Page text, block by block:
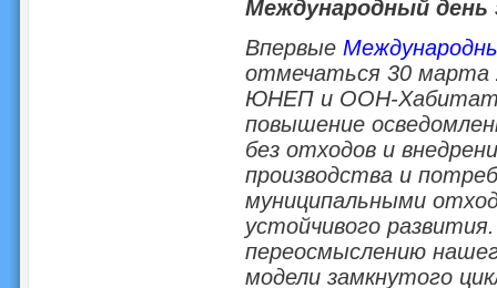
Международный день
Впервые
отмечаться 30 марта
ЮНЕП и ООН-Хабитат.
повышение
без отходов и
производства и
муниципальными
устойчивого
переосмыслению
модели замкнутого